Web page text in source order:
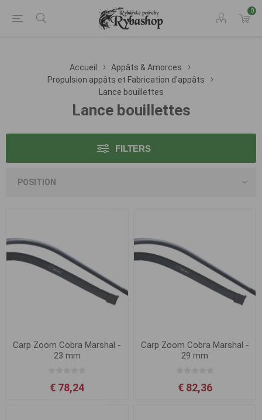
0
Accueil
Appâts & Amorces
Propulsion appâts et Fabrication d'appâts
Lance bouillettes
Lance bouillettes
FILTERS
Carp Zoom Cobra Marshal -
23 mm
€ 78,24
Carp Zoom Cobra Marshal -
29 mm
€ 82,36